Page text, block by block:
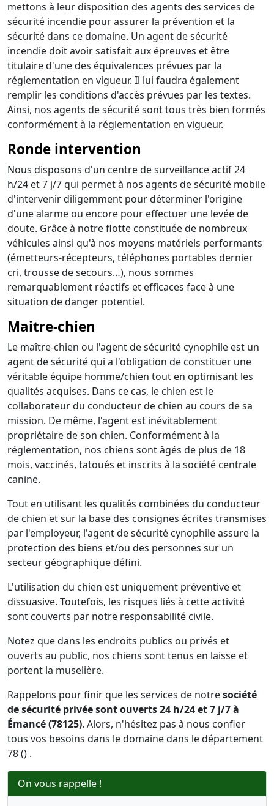
mettons à leur disposition des agents des services de
sécurité incendie pour assurer la prévention et la
sécurité dans ce domaine. Un agent de sécurité
incendie doit avoir satisfait aux épreuves et être
titulaire d'une des équivalences prévues par la
réglementation en vigueur. Il lui faudra également
remplir les conditions d'accès prévues par les textes.
Ainsi, nos agents de sécurité sont tous très bien formés
conformément à la réglementation en vigueur.
Ronde intervention
Nous disposons d'un centre de surveillance actif 24
h/24 et 7 j/7 qui permet à nos agents de sécurité mobile
d'intervenir diligemment pour déterminer l'origine
d'une alarme ou encore pour effectuer une levée de
doute. Grâce à notre flotte constituée de nombreux
véhicules ainsi qu'à nos moyens matériels performants
(émetteurs-récepteurs, téléphones portables dernier
cri, trousse de secours…), nous sommes
remarquablement réactifs et efficaces face à une
situation de danger potentiel.
Maitre-chien
Le maître-chien ou l'agent de sécurité cynophile est un
agent de sécurité qui a l'obligation de constituer une
véritable équipe homme/chien tout en optimisant les
qualités acquises. Dans ce cas, le chien est le
collaborateur du conducteur de chien au cours de sa
mission. De même, l'agent est inévitablement
propriétaire de son chien. Conformément à la
réglementation, nos chiens sont âgés de plus de 18
mois, vaccinés, tatoués et inscrits à la société centrale
canine.
Tout en utilisant les qualités combinées du conducteur
de chien et sur la base des consignes écrites transmises
par l'employeur, l'agent de sécurité cynophile assure la
protection des biens et/ou des personnes sur un
secteur géographique défini.
L'utilisation du chien est uniquement préventive et
dissuasive. Toutefois, les risques liés à cette activité
sont couverts par notre responsabilité civile.
Notez que dans les endroits publics ou privés et
ouverts au public, nos chiens sont tenus en laisse et
portent la muselière.
Rappelons pour finir que les services de notresociété
de sécurité privée sont ouverts 24 h/24 et 7 j/7 à
Émancé (78125). Alors, n'hésitez pas à nous confier
tous vos besoins dans le domaine dans le département
78 () .
On vous rappelle !